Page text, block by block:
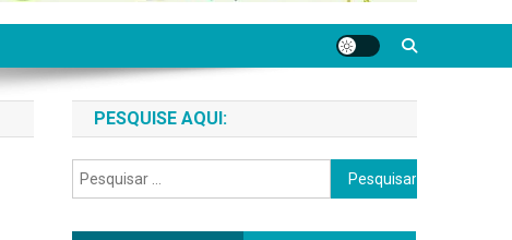
PESQUISE AQUI:
Pesquisar
por: